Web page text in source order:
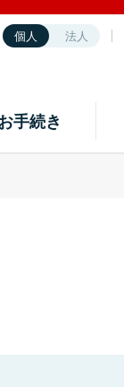
個人 法人
手続き